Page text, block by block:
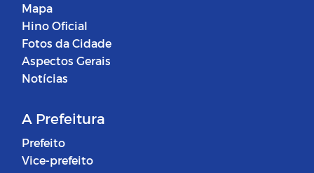
Mapa
Hino Oficial
Fotos da Cidade
Aspectos Gerais
Notícias
A Prefeitura
Prefeito
Vice-prefeito